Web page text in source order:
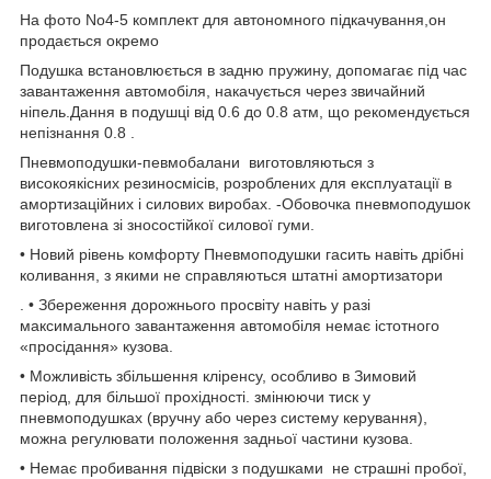
На фото No4-5 комплект для автономного підкачування,он
продається окремо
Подушка встановлюється в задню пружину, допомагає під час
завантаження автомобіля, накачується через звичайний
ніпель.Дання в подушці від 0.6 до 0.8 атм, що рекомендується
непізнання 0.8 .
Пневмоподушки-певмобалани виготовляються з
високоякісних резиносмісів, розроблених для експлуатації в
амортизаційних і силових виробах. -Обовочка пневмоподушок
виготовлена зі зносостійкої силової гуми.
• Новий рівень комфорту Пневмоподушки гасить навіть дрібні
коливання, з якими не справляються штатні амортизатори
. • Збереження дорожнього просвіту навіть у разі
максимального завантаження автомобіля немає істотного
«просідання» кузова.
• Можливість збільшення кліренсу, особливо в Зимовий
період, для більшої прохідності. змінюючи тиск у
пневмоподушках (вручну або через систему керування),
можна регулювати положення задньої частини кузова.
• Немає пробивання підвіски з подушками не страшні пробої,